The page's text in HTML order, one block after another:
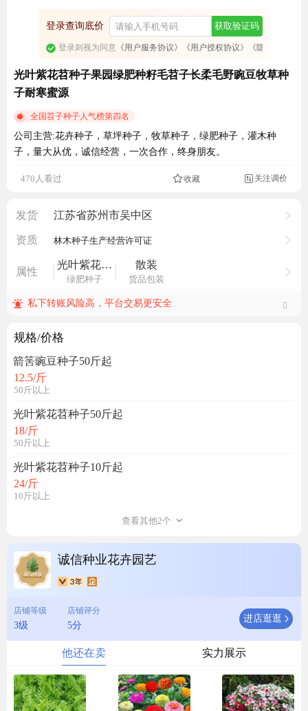
登录查询底价 获取验证码
登录则视为同意《用户服务协议》 《用户授权协议》 《隐私政策》
光叶紫花苕种子果园绿肥种籽毛苕子长柔毛野豌豆牧草种
子耐寒蜜源
全国苕子种子人气榜第四名
公司主营:花卉种子，草坪种子，牧草种子，绿肥种子，灌木种
子，量大从优，诚信经营，一次合作，终身朋友。
470人看过 收藏 关注调价
发货 江苏省苏州市吴中区
资质 林木种子生产经营许可证
属性
光叶紫花苕种子
绿肥种子
散装
货品包装
私下转账风险高，平台交易更安全
规格/价格
箭筈豌豆种子50斤起
12.5/斤
50斤以上
光叶紫花苕种子50斤起
18/斤
50斤以上
光叶紫花苕种子10斤起
24/斤
10斤以上
查看其他2个
诚信种业花卉园艺
店铺等级
3级
店铺评分
5分
进店逛逛
他还在卖 实力展示